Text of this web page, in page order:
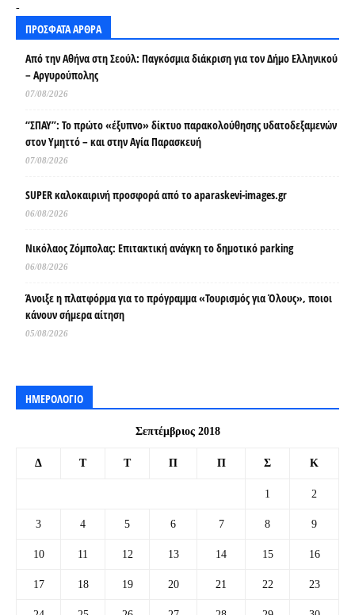
-
ΠΡΟΣΦΑΤΑ ΑΡΘΡΑ
Από την Αθήνα στη Σεούλ: Παγκόσμια διάκριση για τον Δήμο Ελληνικού
– Αργυρούπολης
07/08/2026
“ΣΠΑΥ”: Το πρώτο «έξυπνο» δίκτυο παρακολούθησης υδατοδεξαμενών
στον Υμηττό – και στην Αγία Παρασκευή
07/08/2026
SUPER καλοκαιρινή προσφορά από το aparaskevi-images.gr
06/08/2026
Νικόλαος Ζόμπολας: Επιτακτική ανάγκη το δημοτικό parking
06/08/2026
Άνοιξε η πλατφόρμα για το πρόγραμμα «Τουρισμός για Όλους», ποιοι
κάνουν σήμερα αίτηση
05/08/2026
ΗΜΕΡΟΛΟΓΙΟ
Σεπτέμβριος 2018
Δ Τ Τ Π Π Σ Κ
1 2
3 4 5 6 7 8 9
10 11 12 13 14 15 16
17 18 19 20 21 22 23